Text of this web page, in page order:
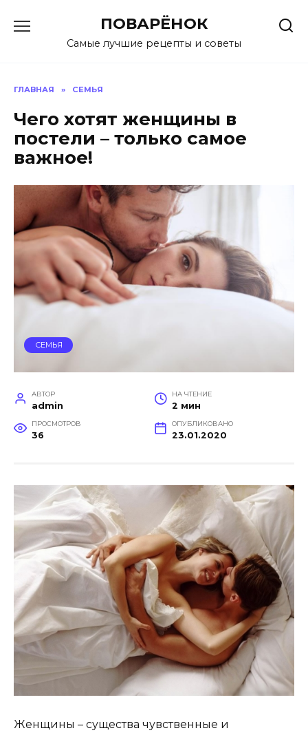
содержанию
ПОВАРЁНОК
Самые лучшие рецепты и советы
ГЛАВНАЯ » СЕМЬЯ
Чего хотят женщины в
постели – только самое
важное!
СЕМЬЯ
АВТОР
admin
НА ЧТЕНИЕ
2 мин
ПРОСМОТРОВ
36
ОПУБЛИКОВАНО
23.01.2020
Женщины – существа чувственные и